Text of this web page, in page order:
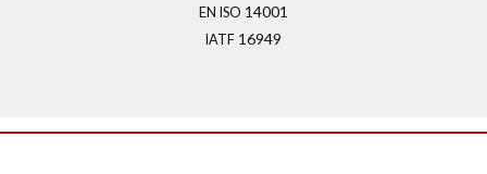
EN ISO 14001
IATF 16949